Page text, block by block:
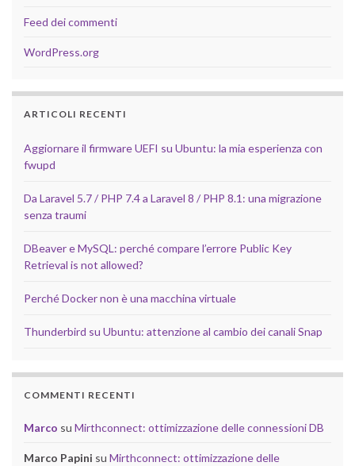
Feed dei commenti
WordPress.org
ARTICOLI RECENTI
Aggiornare il firmware UEFI su Ubuntu: la mia esperienza con
fwupd
Da Laravel 5.7 / PHP 7.4 a Laravel 8 / PHP 8.1: una migrazione
senza traumi
DBeaver e MySQL: perché compare l’errore Public Key
Retrieval is not allowed?
Perché Docker non è una macchina virtuale
Thunderbird su Ubuntu: attenzione al cambio dei canali Snap
COMMENTI RECENTI
Marco su Mirthconnect: ottimizzazione delle connessioni DB
Marco Papini su Mirthconnect: ottimizzazione delle